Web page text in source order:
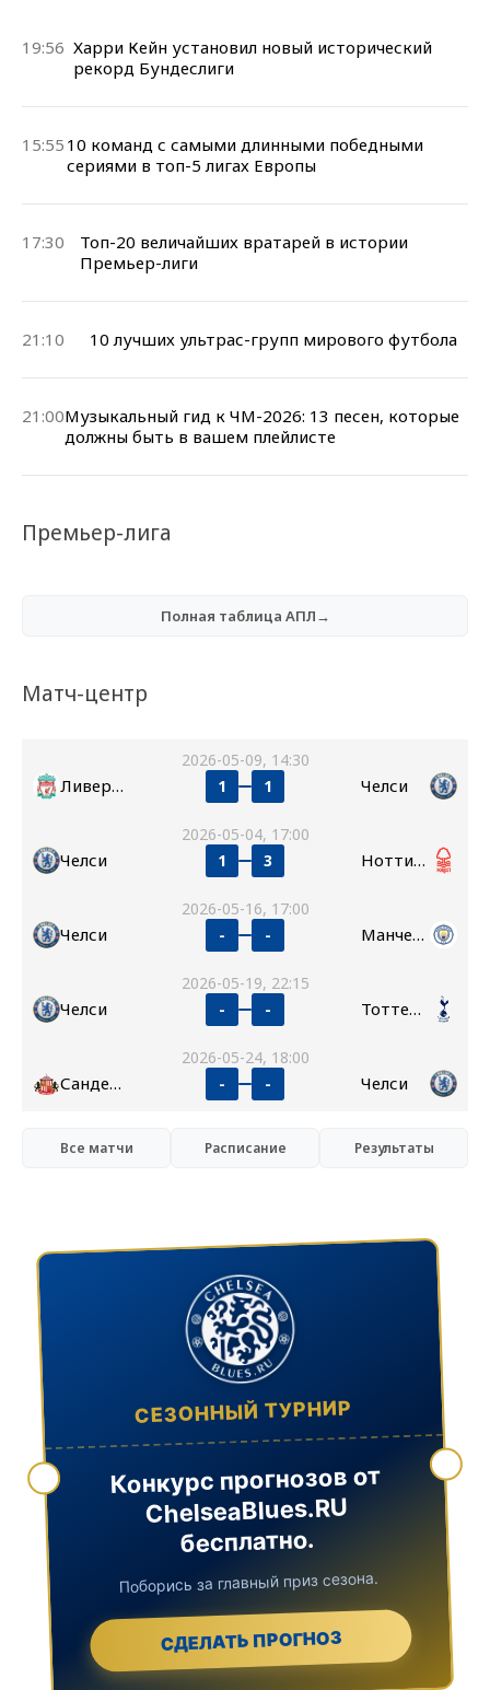
19:56 Харри Кейн установил новый исторический
рекорд Бундеслиги
15:55 10 команд с самыми длинными победными
сериями в топ-5 лигах Европы
17:30
Топ-20 величайших вратарей в истории
Премьер-лиги
21:10 10 лучших ультрас-групп мирового футбола
21:00Музыкальный гид к ЧМ-2026: 13 песен, которые
должны быть в вашем плейлисте
Премьер-лига
Полная таблица АПЛ→
Матч-центр
2026-05-09, 14:30
Ливерпуль 1 1 Челси
2026-05-04, 17:00
Челси 1 3 Ноттингем Форест
2026-05-16, 17:00
Челси - - Манчестер Сити
2026-05-19, 22:15
Челси - - Тоттенхэм
2026-05-24, 18:00
Сандерленд - - Челси
Все матчи Расписание Результаты
СЕЗОННЫЙ ТУРНИР
Конкурс прогнозов от
ChelseaBlues.RU
бесплатно.
Поборись за главный приз сезона.
СДЕЛАТЬ ПРОГНОЗ